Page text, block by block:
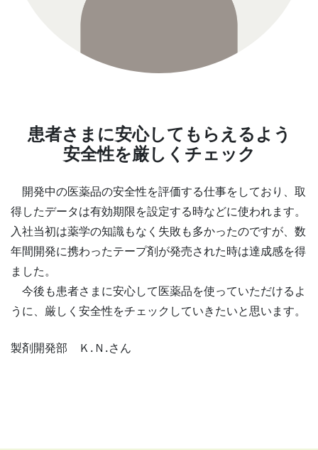
患者さまに安心してもらえるよう
安全性を厳しくチェック
開発中の医薬品の安全性を評価する仕事をしており、取
得したデータは有効期限を設定する時などに使われます。
入社当初は薬学の知識もなく失敗も多かったのですが、数
年間開発に携わったテープ剤が発売された時は達成感を得
ました。
今後も患者さまに安心して医薬品を使っていただけるよ
うに、厳しく安全性をチェックしていきたいと思います。
製剤開発部 Ｋ.Ｎ.さん